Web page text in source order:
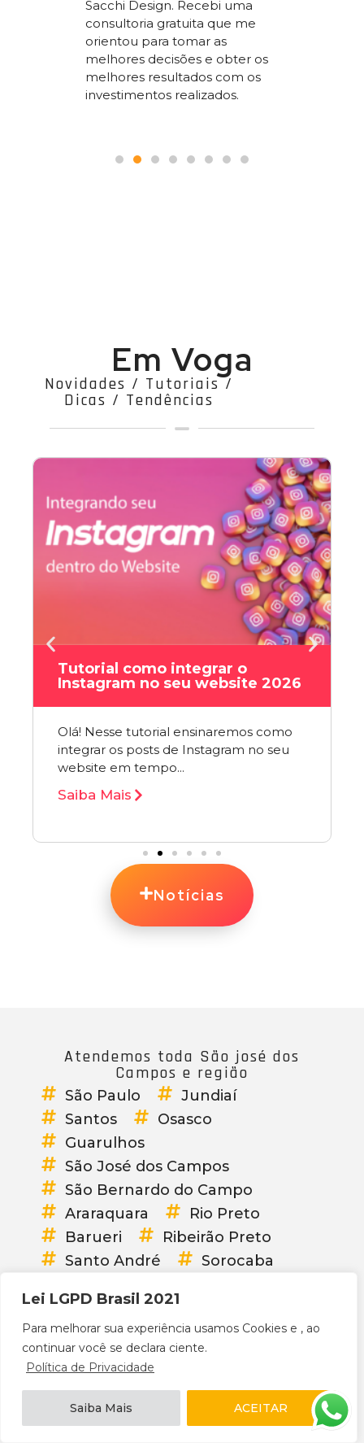
Lei LGPD Brasil 2021
Para melhorar sua experiência usamos Cookies e , ao
continuar você se declara ciente.
Política de Privacidade
Saiba Mais ACEITAR
Sacchi Design. Recebi uma
consultoria gratuita que me
orientou para tomar as
melhores decisões e obter os
melhores resultados com os
investimentos realizados.
Em Voga
Novidades / Tutoriais /
Dicas / Tendências
Tutorial como integrar o
Instagram no seu website 2026
Olá! Nesse tutorial ensinaremos como
integrar os posts de Instagram no seu
website em tempo...
Saiba Mais
Notícias
Atendemos toda São josé dos
Campos e região
São Paulo
Jundiaí
Santos
Osasco
Guarulhos
São José dos Campos
São Bernardo do Campo
Araraquara
Rio Preto
Barueri
Ribeirão Preto
Santo André
Sorocaba
Diadema
Carapicuíba
Bauru
Itaquaquecetuba
Franca
Praia Grande
Guarujá
Suzano
Taboão da Serra
Embu das Artes
Cotia